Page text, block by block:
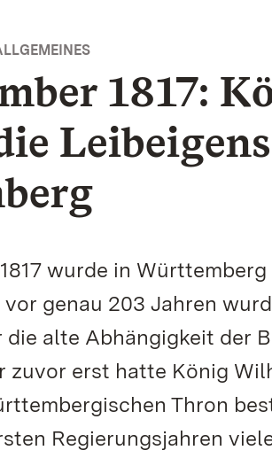
1817:
wurde in
vor genau 203 Jahren
alte Abhängigkeit der
zuvor erst hatte König
Thron
Regierungsjahren